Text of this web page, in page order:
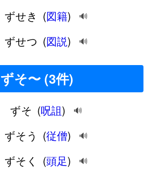
ずせき (図籍) 🔊
ずせつ (図説) 🔊
ずそ〜 (3件)
ずそ (呪詛) 🔊
ずそう (従僧) 🔊
ずそく (頭足) 🔊